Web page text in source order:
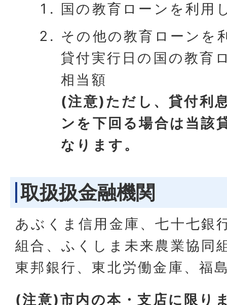
国の教育ローンを利用
その他の教育ローンを
貸付実行日の国の教育
相当額
(注意)ただし、貸付利
ンを下回る場合は当該
なります。
取扱扱金融機関
あぶくま信用金庫、七十七銀
組合、ふくしま未来農業協同
東邦銀行、東北労働金庫、福
(注意)市内の本・支店に限り